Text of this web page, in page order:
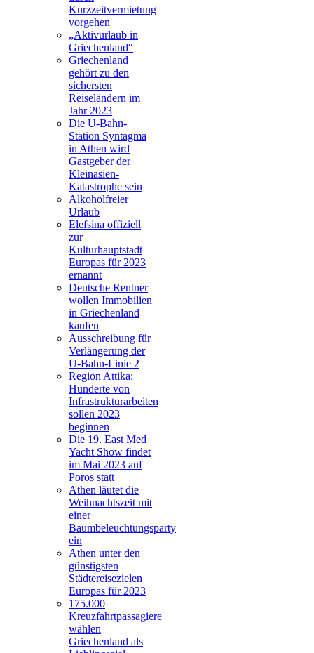
Kurzzeitvermietung
vorgehen
„Aktivurlaub in
Griechenland“
Griechenland
gehört zu den
sichersten
Reiseländern im
Jahr 2023
Die U-Bahn-
Station Syntagma
in Athen wird
Gastgeber der
Kleinasien-
Katastrophe sein
Alkoholfreier
Urlaub
Elefsina offiziell
zur
Kulturhauptstadt
Europas für 2023
ernannt
Deutsche Rentner
wollen Immobilien
in Griechenland
kaufen
Ausschreibung für
Verlängerung der
U-Bahn-Linie 2
Region Attika:
Hunderte von
Infrastrukturarbeiten
sollen 2023
beginnen
Die 19. East Med
Yacht Show findet
im Mai 2023 auf
Poros statt
Athen läutet die
Weihnachtszeit mit
einer
Baumbeleuchtungsparty
ein
Athen unter den
günstigsten
Städtereisezielen
Europas für 2023
175.000
Kreuzfahrtpassagiere
wählen
Griechenland als